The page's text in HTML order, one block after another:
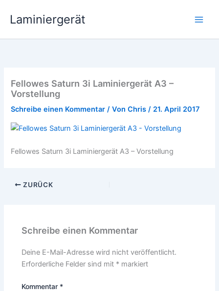
InhaltLaminiergerät
Fellowes Saturn 3i Laminiergerät A3 –
Vorstellung
Schreibe einen Kommentar / VonChris/ 21. April 2017
Fellowes Saturn 3i Laminiergerät A3 – Vorstellung
ZURÜCK
Schreibe einen Kommentar
Deine E-Mail-Adresse wird nicht veröffentlicht.
Erforderliche Felder sind mit * markiert
Kommentar *